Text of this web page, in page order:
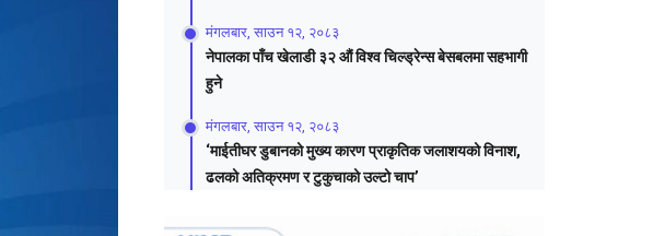
मंगलबार, साउन १२, २०८३
नेपालका पाँच खेलाडी ३२ औं विश्व चिल्ड्रेन्स बेसबलमा सहभागी
हुने
मंगलबार, साउन १२, २०८३
‘माईतीघर डुबानको मुख्य कारण प्राकृतिक जलाशयको विनाश,
ढलको अतिक्रमण र टुकुचाको उल्टो चाप’